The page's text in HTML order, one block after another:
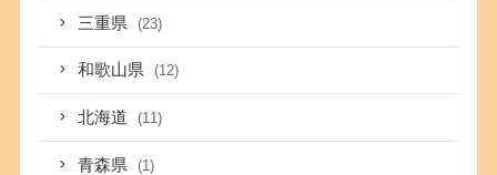
三重県 (23)
和歌山県 (12)
北海道 (11)
青森県 (1)